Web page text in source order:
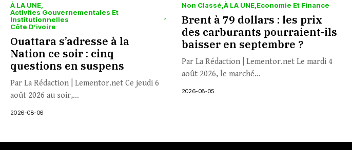
À LA UNE
Activites Gouvernementales Et
Institutionnelles
Côte D’ivoire
Ouattara s’adresse à la
Nation ce soir : cinq
questions en suspens
Par La Rédaction | Lementor.net Ce jeudi 6
août 2026 au soir,...
2026-08-06
Non Classé À LA UNE Economie Et Finance
Brent à 79 dollars : les prix
des carburants pourraient-ils
baisser en septembre ?
Par La Rédaction | Lementor.net Le mardi 4
août 2026, le marché...
2026-08-05